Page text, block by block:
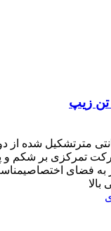
زیپ
محصول : 28 سانتی مترتشکیل
تمرکزی بر شکم و
به فضای
بالا